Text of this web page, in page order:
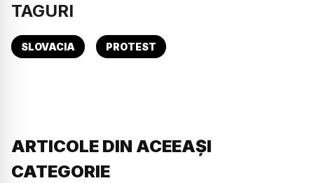
TAGURI
SLOVACIA PROTEST
ARTICOLE DIN ACEEAȘI
CATEGORIE